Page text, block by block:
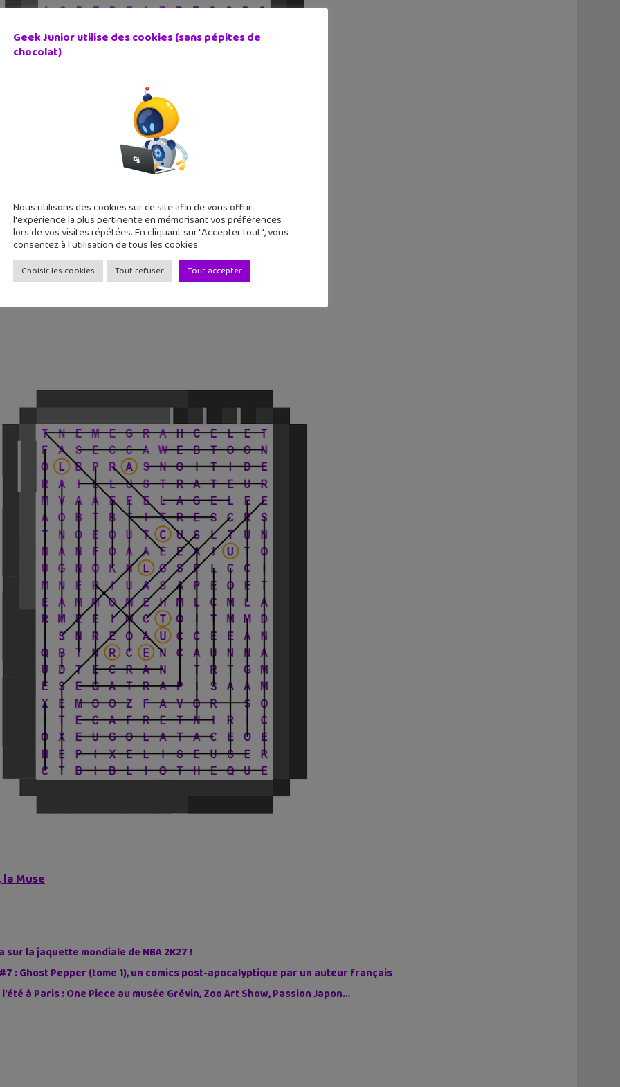
Muse
sur la jaquette mondiale de NBA 2K27 !
: Ghost Pepper (tome 1), un comics post-apocalyptique par un auteur français
à Paris : One Piece au musée Grévin, Zoo Art Show, Passion Japon…
Geek Junior utilise des cookies (sans pépites de
chocolat)
Nous utilisons des cookies sur ce site afin de vous offrir
l'expérience la plus pertinente en mémorisant vos préférences
lors de vos visites répétées. En cliquant sur "Accepter tout", vous
consentez à l'utilisation de tous les cookies.
Choisir les cookies Tout refuser Tout accepter